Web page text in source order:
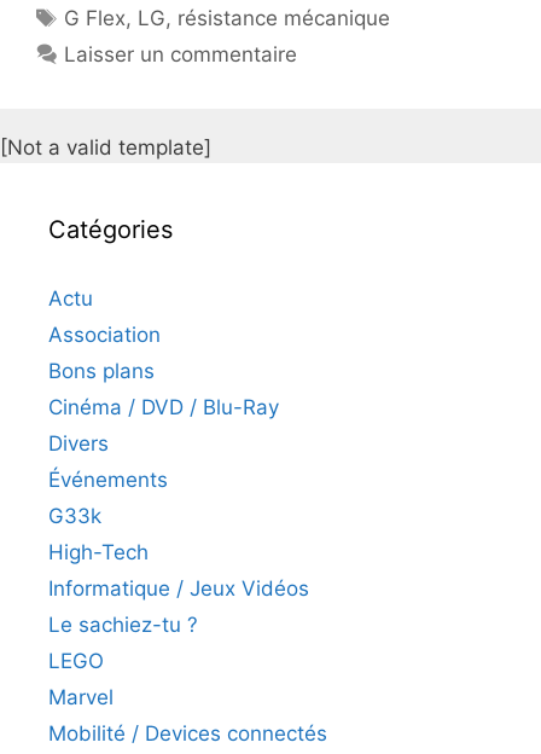
Étiquettes
G Flex, LG, résistance mécanique
Laisser un commentaire
[Not a valid template]
Catégories
Actu
Association
Bons plans
Cinéma / DVD / Blu-Ray
Divers
Événements
G33k
High-Tech
Informatique / Jeux Vidéos
Le sachiez-tu ?
LEGO
Marvel
Mobilité / Devices connectés